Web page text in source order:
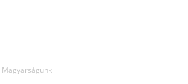
Magyarságunk